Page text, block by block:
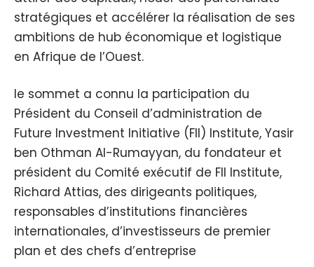
stratégiques et accélérer la réalisation de ses
ambitions de hub économique et logistique
en Afrique de l’Ouest.
le sommet a connu la participation du
Président du Conseil d’administration de
Future Investment Initiative (FII) Institute, Yasir
ben Othman Al-Rumayyan, du fondateur et
président du Comité exécutif de FII Institute,
Richard Attias, des dirigeants politiques,
responsables d’institutions financières
internationales, d’investisseurs de premier
plan et des chefs d’entreprise